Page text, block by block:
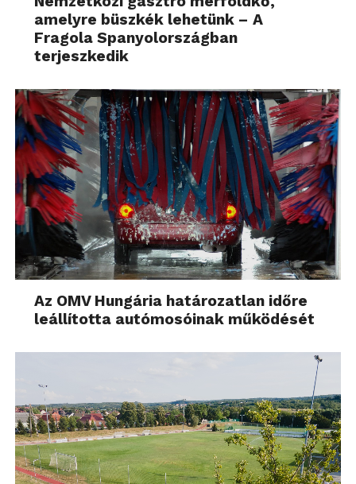
amelyre büszkék lehetünk – A
Fragola Spanyolországban
terjeszkedik
Az OMV Hungária határozatlan időre
leállította autómosóinak működését